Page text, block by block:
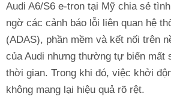
Audi A6/S6 e-tron tại Mỹ chia sẻ
ngờ các cảnh báo lỗi liên quan hệ
(ADAS), phần mềm và kết nối trên
của Audi nhưng thường tự biến mất
thời gian. Trong khi đó, việc khởi
không mang lại hiệu quả rõ rệt.